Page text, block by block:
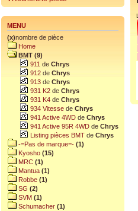
MENU
(x)nombre de pièce
Home
BMT (9)
911 de Chrys
912 de Chrys
913 de Chrys
931 K2 de Chrys
931 K4 de Chrys
934 Vitesse de Chrys
941 Active 4WD de Chrys
941 Active 95R 4WD de Chrys
Listing pièces BMT de Chrys
-=Pas de marque=- (1)
Kyosho (15)
MRC (1)
Mantua (1)
Robbe (1)
SG (2)
SVM (1)
Schumacher (1)